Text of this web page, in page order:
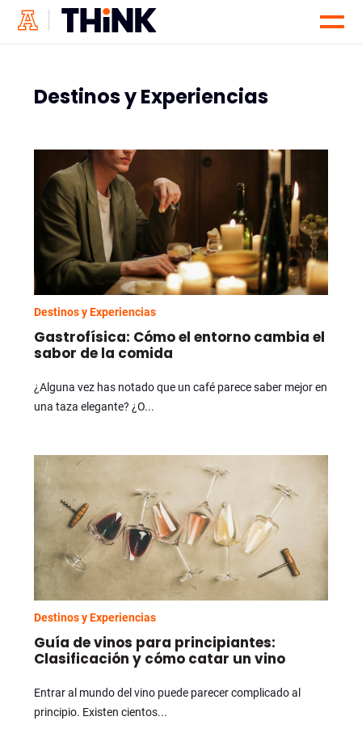
Destinos y Experiencias
Destinos y Experiencias
Gastrofísica: Cómo el entorno cambia el
sabor de la comida
¿Alguna vez has notado que un café parece saber mejor en
una taza elegante? ¿O...
Destinos y Experiencias
Guía de vinos para principiantes:
Clasificación y cómo catar un vino
Entrar al mundo del vino puede parecer complicado al
principio. Existen cientos...